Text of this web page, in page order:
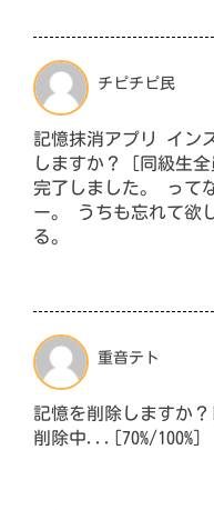
チピチピ民
記憶抹消アプリ イン
しますか？ [同級生
完了しました。 って
ー。 うちも忘れて欲
る。
重音テト
記憶を削除しま
削除中...[70%/100%]